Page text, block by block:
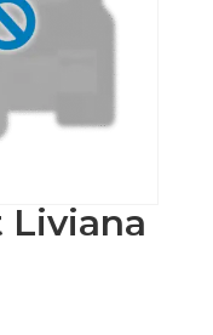
Liviana